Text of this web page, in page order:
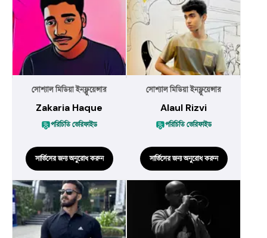
সোশ্যাল মিডিয়া ইনফ্লুয়েন্সার
Zakaria Haque
পরিচিতি ভেরিফাইড
সার্ভিসের জন্য অনুরোধ করুন
সোশ্যাল মিডিয়া ইনফ্লুয়েন্সার
Alaul Rizvi
পরিচিতি ভেরিফাইড
সার্ভিসের জন্য অনুরোধ করুন